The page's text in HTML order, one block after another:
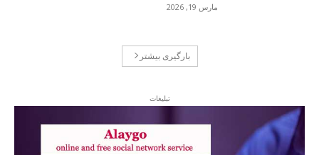
مارس 19, 2026
بارگیری بیشتر
تبلیغات